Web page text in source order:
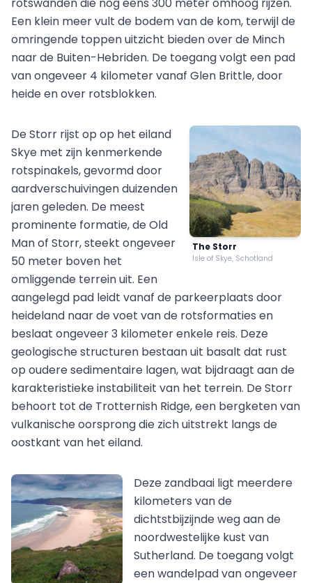
Een klein meer vult de bodem van de kom, terwijl de
omringende toppen uitzicht bieden over de Minch
naar de Buiten-Hebriden. De toegang volgt een pad
van ongeveer 4 kilometer vanaf Glen Brittle, door
heide en over rotsblokken.
The Storr
Isle of Skye, Schotland
De Storr rijst op op het eiland
Skye met zijn kenmerkende
rotspinakels, gevormd door
aardverschuivingen duizenden
jaren geleden. De meest
prominente formatie, de Old
Man of Storr, steekt ongeveer
50 meter boven het
omliggende terrein uit. Een
aangelegd pad leidt vanaf de parkeerplaats door
heideland naar de voet van de rotsformaties en
beslaat ongeveer 3 kilometer enkele reis. Deze
geologische structuren bestaan uit basalt dat rust
op oudere sedimentaire lagen, wat bijdraagt aan de
karakteristieke instabiliteit van het terrein. De Storr
behoort tot de Trotternish Ridge, een bergketen van
vulkanische oorsprong die zich uitstrekt langs de
oostkant van het eiland.
Deze zandbaai ligt meerdere
kilometers van de
dichtstbijzijnde weg aan de
noordwestelijke kust van
Sutherland. De toegang volgt
een wandelpad van ongeveer